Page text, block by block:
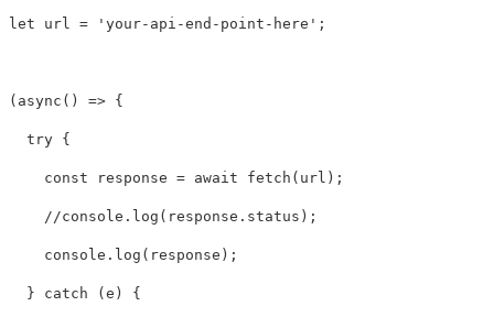
let url = ' your-api-end-point-here ' ;
( async () => {
try {
const response = await fetch ( url );
//console.log(response.status);
console . log ( response );
} catch ( e ) {